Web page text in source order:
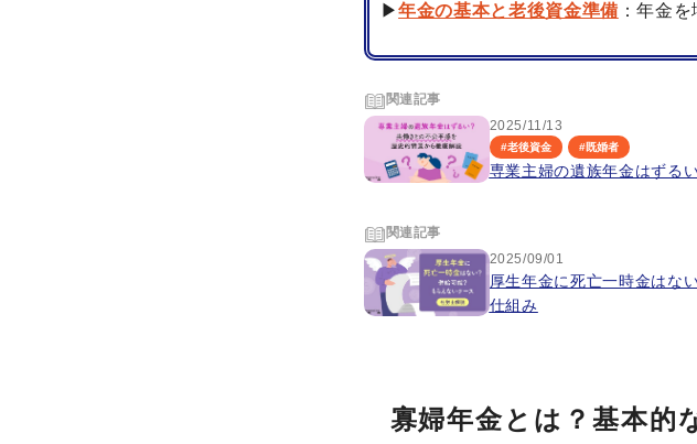
▶年金の基本と老後資金準備 ：年金
関連記事
2025/11/13
#老後資金 #既婚者
専業主婦の遺族年金はずる
関連記事
2025/09/01
厚生年金に死亡一時金はな
仕組み
寡婦年金とは？基本的